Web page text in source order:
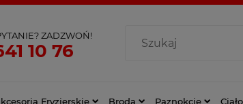
ZADZWOŃ!
10 76
Fryzjerskie Broda Paznokcie Ciało